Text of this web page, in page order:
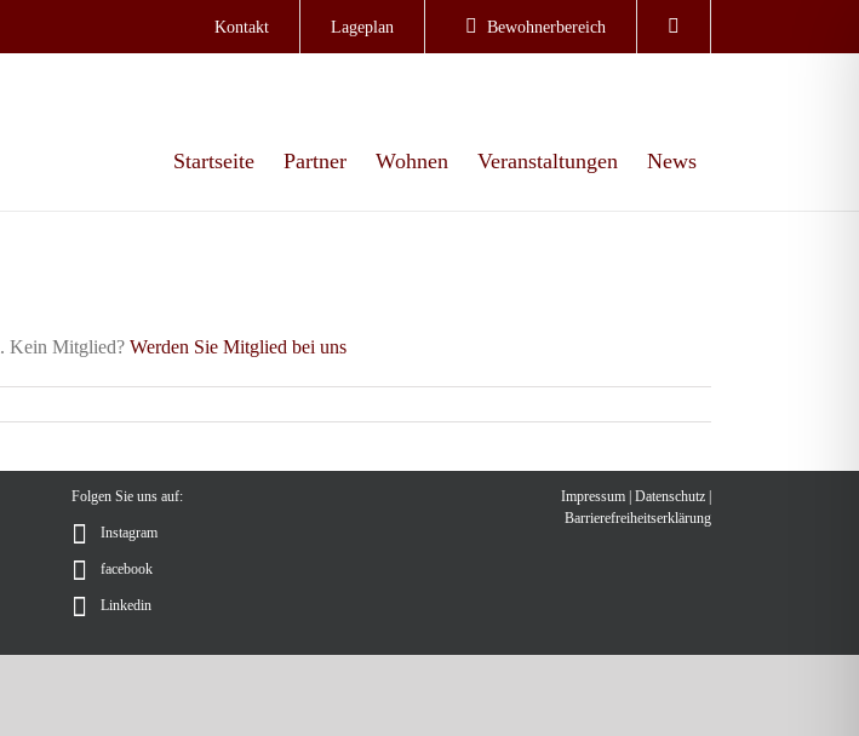
Kontakt Lageplan Bewohnerbereich
Startseite Partner Wohnen Veranstaltungen News
. Kein Mitglied? Werden Sie Mitglied bei uns
Folgen Sie uns auf:
Instagram
facebook
Linkedin
Impressum |Datenschutz |
Barrierefreiheitserklärung